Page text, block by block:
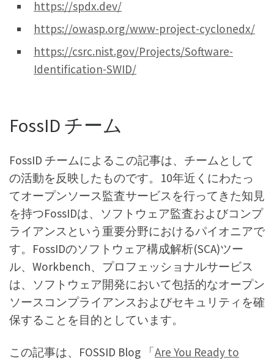
https://spdx.dev/
https://owasp.org/www-project-cyclonedx/
https://csrc.nist.gov/Projects/Software-
Identification-SWID/
FossID チーム
FossID チームによるこの記事は、チームとして
の活動を反映したものです。10年近くにわたっ
てオープンソース監査サービスを行ってきた知見
を持つFossIDは、ソフトウェア監査およびコンプ
ライアンスという重要分野におけるパイオニアで
す。FossIDのソフトウェア構成解析(SCA)ツー
ル、Workbench、プロフェッショナルサービス
は、ソフトウェア開発において包括的なオープン
ソースコンプライアンスおよびセキュリティを確
保することを目的としています。
この記事は、FOSSID Blog 「Are You Ready to